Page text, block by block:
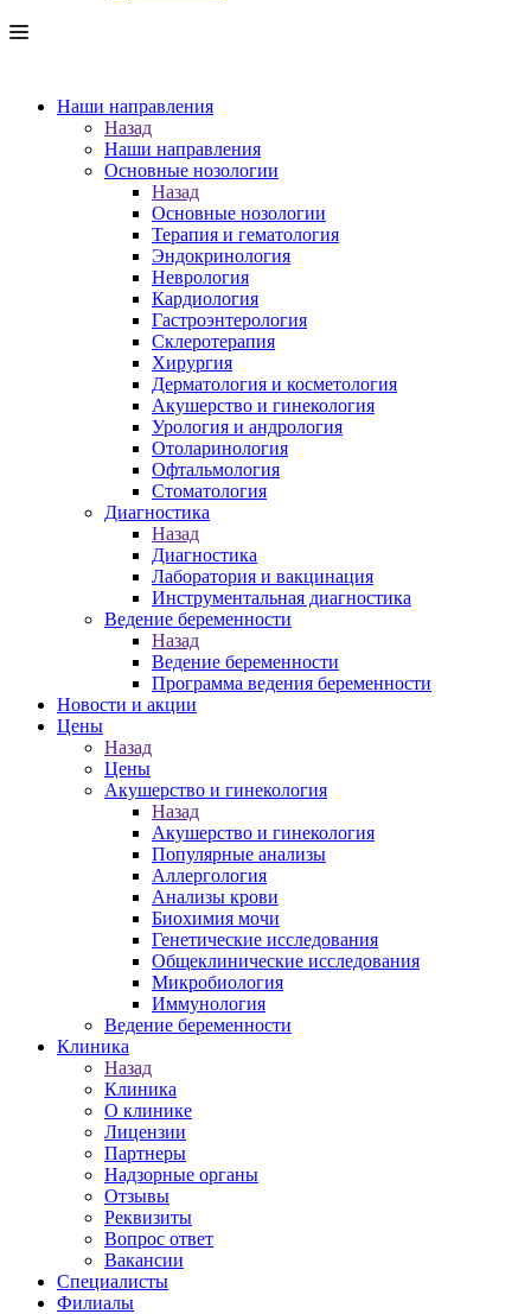
Наши направления
Назад
Наши направления
Основные нозологии
Назад
Основные нозологии
Терапия и гематология
Эндокринология
Неврология
Кардиология
Гастроэнтерология
Склеротерапия
Хирургия
Дерматология и косметология
Акушерство и гинекология
Урология и андрология
Отоларинология
Офтальмология
Стоматология
Диагностика
Назад
Диагностика
Лаборатория и вакцинация
Инструментальная диагностика
Ведение беременности
Назад
Ведение беременности
Программа ведения беременности
Новости и акции
Цены
Назад
Цены
Акушерство и гинекология
Назад
Акушерство и гинекология
Популярные анализы
Аллергология
Анализы крови
Биохимия мочи
Генетические исследования
Общеклинические исследования
Микробиология
Иммунология
Ведение беременности
Клиника
Назад
Клиника
О клинике
Лицензии
Партнеры
Надзорные органы
Отзывы
Реквизиты
Вопрос ответ
Вакансии
Специалисты
Филиалы